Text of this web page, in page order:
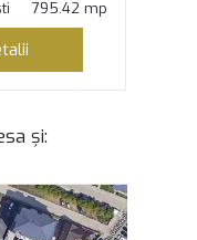
795.42 mp
și: